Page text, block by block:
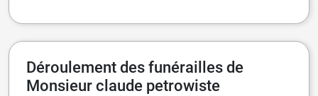
Déroulement des funérailles de
Monsieur claude petrowiste